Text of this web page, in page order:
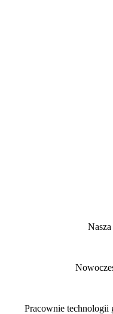
Pracownie technologii